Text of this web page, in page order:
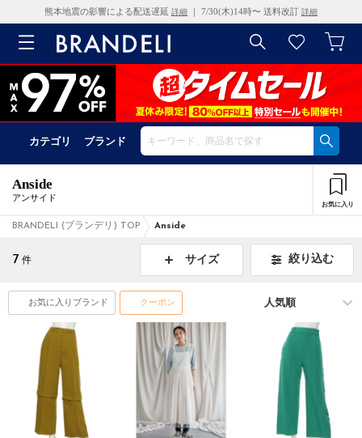
熊本地震の影響による配送遅延 詳細 ｜ 7/30(木)14時〜 送料改訂 詳細
カテゴリ ブランド
Anside
アンサイド
お気に入り
BRANDELI (ブランデリ) TOP Anside
7 件 サイズ 絞り込む
お気に入りブランド クーポン